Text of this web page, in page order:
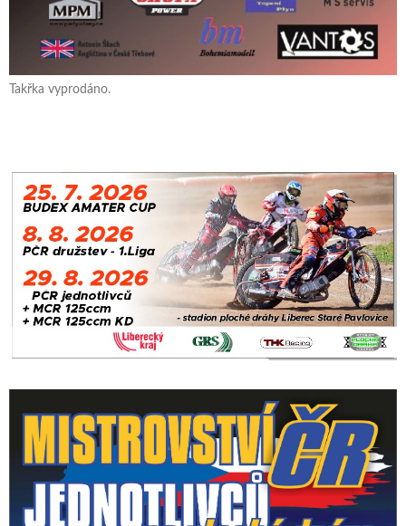
Takřka vyprodáno.